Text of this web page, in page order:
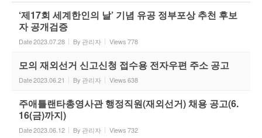
‘제17회 세계한인의 날’ 기념 유공 정부포상 추천 후보
자 공개검증
Date2023.07.28 By 관리자 Views778
모의 재외선거 신고신청 접수용 전자우편 주소 공고
Date2023.06.21 By 관리자 Views638
주애틀랜타총영사관 행정직원(재외선거) 채용 공고(6.
16(금)까지)
Date2023.06.12 By 관리자 Views732